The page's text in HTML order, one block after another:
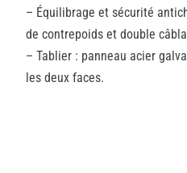
– Équilibrage et sécurité
de contrepoids et double
– Tablier : panneau acier
les deux faces.